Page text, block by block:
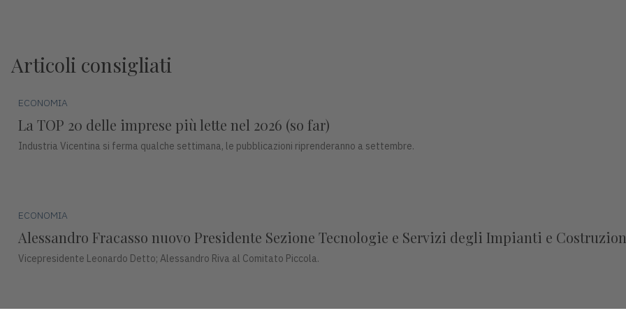
Articoli consigliati
ECONOMIA
La TOP 20 delle imprese più lette nel 2026 (so far)
Industria Vicentina si ferma qualche settimana, le pubblicazioni riprenderanno a settembre.
ECONOMIA
Alessandro Fracasso nuovo Presidente Sezione Tecnologie e Servizi degli Impianti e
Vicepresidente Leonardo Detto; Alessandro Riva al Comitato Piccola.